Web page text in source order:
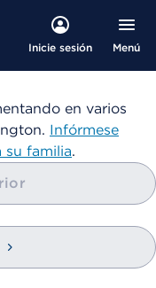
Inicie sesión Menú
en varios
Infórmese
su familia.